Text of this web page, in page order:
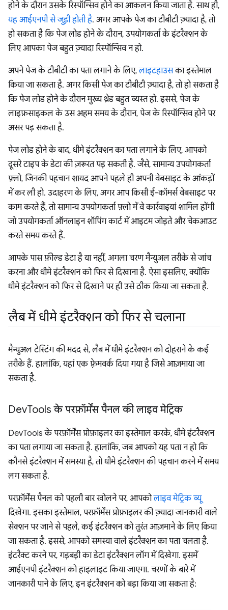
होने के दौरान उसके रिस्पॉन्सिव होने का आकलन किया जाता है. साथ ही,
यह आईएनपी से जुड़ी होती है. अगर आपके पेज का टीबीटी ज़्यादा है, तो
हो सकता है कि पेज लोड होने के दौरान, उपयोगकर्ता के इंटरैक्शन के
लिए आपका पेज बहुत ज़्यादा रिस्पॉन्सिव न हो.
अपने पेज के टीबीटी का पता लगाने के लिए,लाइटहाउसका इस्तेमाल
किया जा सकता है. अगर किसी पेज का टीबीटी ज़्यादा है, तो हो सकता है
कि पेज लोड होने के दौरान मुख्य थ्रेड बहुत व्यस्त हो. इससे, पेज के
लाइफ़साइकल के उस अहम समय के दौरान, पेज के रिस्पॉन्सिव होने पर
असर पड़ सकता है.
पेज लोड होने के बाद, धीमे इंटरैक्शन का पता लगाने के लिए, आपको
दूसरे टाइप के डेटा की ज़रूरत पड़ सकती है. जैसे, सामान्य उपयोगकर्ता
फ़्लो, जिनकी पहचान शायद आपने पहले ही अपनी वेबसाइट के आंकड़ों
में कर ली हो. उदाहरण के लिए, अगर आप किसी ई-कॉमर्स वेबसाइट पर
काम करते हैं, तो सामान्य उपयोगकर्ता फ़्लो में वे कार्रवाइयां शामिल होंगी
जो उपयोगकर्ता ऑनलाइन शॉपिंग कार्ट में आइटम जोड़ते और चेकआउट
करते समय करते हैं.
आपके पास फ़ील्ड डेटा है या नहीं, अगला चरण मैन्युअल तरीके से जांच
करना और धीमे इंटरैक्शन को फिर से दिखाना है. ऐसा इसलिए, क्योंकि
धीमे इंटरैक्शन को फिर से दिखाने पर ही उसे ठीक किया जा सकता है.
लैब में धीमे इंटरैक्शन को फिर से चलाना
मैन्युअल टेस्टिंग की मदद से, लैब में धीमे इंटरैक्शन को दोहराने के कई
तरीके हैं. हालांकि, यहां एक फ़्रेमवर्क दिया गया है जिसे आज़माया जा
सकता है.
DevTools के परफ़ॉर्मेंस पैनल की लाइव मेट्रिक
DevTools के परफ़ॉर्मेंस प्रोफ़ाइलर का इस्तेमाल करके, धीमे इंटरैक्शन
का पता लगाया जा सकता है. हालांकि, जब आपको यह पता न हो कि
कौनसे इंटरैक्शन में समस्या है, तो धीमे इंटरैक्शन की पहचान करने में समय
लग सकता है.
परफ़ॉर्मेंस पैनल को पहली बार खोलने पर, आपकोलाइव मेट्रिक व्यू
दिखेगा. इसका इस्तेमाल, परफ़ॉर्मेंस प्रोफ़ाइलर की ज़्यादा जानकारी वाले
सेक्शन पर जाने से पहले, कई इंटरैक्शन को तुरंत आज़माने के लिए किया
जा सकता है. इससे, आपको समस्या वाले इंटरैक्शन का पता चलता है.
इंटरैक्ट करने पर, गड़बड़ी का डेटा इंटरैक्शन लॉग में दिखेगा. इसमें
आईएनपी इंटरैक्शन को हाइलाइट किया जाएगा. चरणों के बारे में
जानकारी पाने के लिए, इन इंटरैक्शन को बड़ा किया जा सकता है: